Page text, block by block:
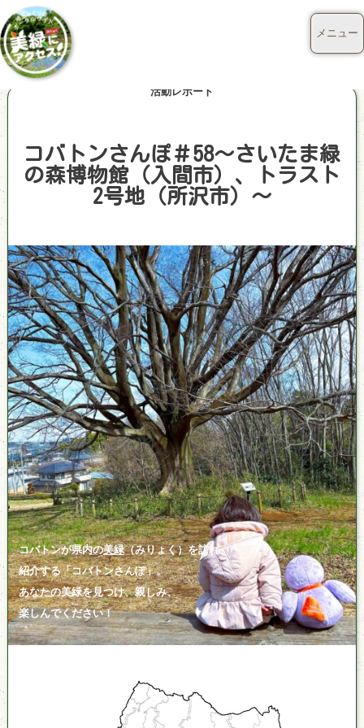
活動レポート
コバトンさんぽ＃58～さいたま緑
の森博物館（入間市）、トラスト
2号地（所沢市）～
コバトンが県内の美緑（みりょく）を訪れ
紹介する「コバトンさんぽ」。
あなたの美緑を見つけ、親しみ、
楽しんでください！
メニュー